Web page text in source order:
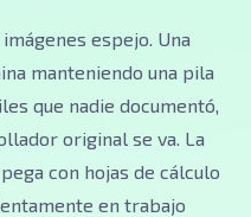
espejo. Una
manteniendo una pila
que nadie documentó,
original se va. La
con hojas de cálculo
en trabajo